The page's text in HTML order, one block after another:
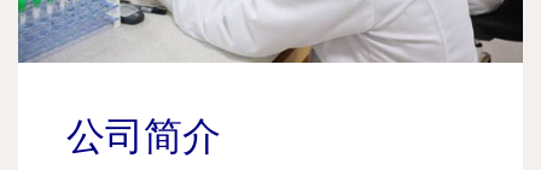
公司简介